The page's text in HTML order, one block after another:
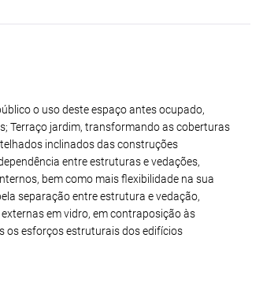
o uso deste espaço antes ocupado,
Terraço jardim, transformando as coberturas
inclinados das construções
entre estruturas e vedações,
bem como mais flexibilidade na sua
separação entre estrutura e vedação,
em vidro, em contraposição às
os esforços estruturais dos edifícios